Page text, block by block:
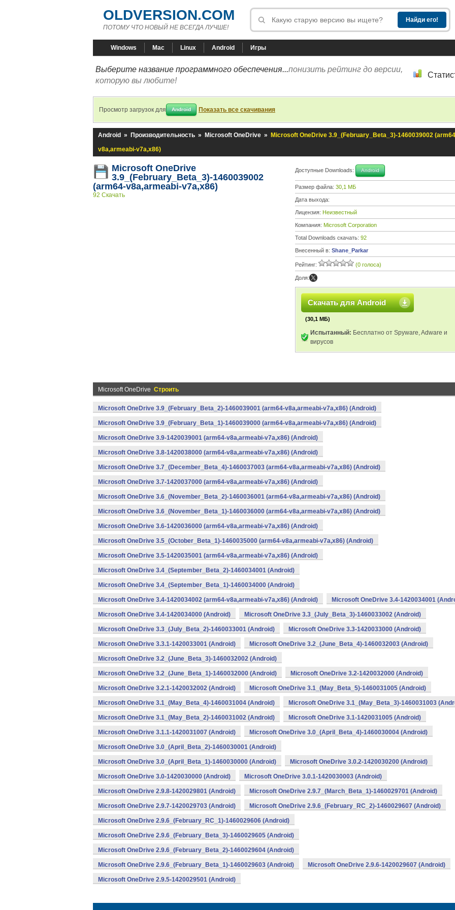
OLDVERSION.COM
ПОТОМУ ЧТО НОВЫЙ НЕ ВСЕГДА ЛУЧШЕ!
Windows Mac Linux Android Игры
Выберите название программного обеспечения...понизить рейтинг до версии,
которую вы любите!
Просмотр загрузок для Android Показать все скачивания
Android » Производительность » Microsoft OneDrive »
Microsoft OneDrive 3.9_(February_Beta_3)-1460039002
v8a,armeabi-v7a,x86)
Microsoft OneDrive
3.9_(February_Beta_3)-1460039002
(arm64-v8a,armeabi-v7a,x86)
92 Скачать
Доступные Downloads: Android
Размер файла: 30,1 МБ
Дата выхода:
Лицензия: Неизвестный
Компания: Microsoft Corporation
Total Downloads скачать: 92
Внесенный в: Shane_Parkar
Рейтинг: (0 голоса)
Доля:
Скачать для Android
(30,1 МБ)
Испытанный: Бесплатно от Spyware, Adware и
вирусов
Microsoft OneDrive Строить
Microsoft OneDrive 3.9_(February_Beta_2)-1460039001 (arm64-v8a,armeabi-v7a,x86) (Android)
Microsoft OneDrive 3.9_(February_Beta_1)-1460039000 (arm64-v8a,armeabi-v7a,x86) (Android)
Microsoft OneDrive 3.9-1420039001 (arm64-v8a,armeabi-v7a,x86) (Android)
Microsoft OneDrive 3.8-1420038000 (arm64-v8a,armeabi-v7a,x86) (Android)
Microsoft OneDrive 3.7_(December_Beta_4)-1460037003 (arm64-v8a,armeabi-v7a,x86) (Android)
Microsoft OneDrive 3.7-1420037000 (arm64-v8a,armeabi-v7a,x86) (Android)
Microsoft OneDrive 3.6_(November_Beta_2)-1460036001 (arm64-v8a,armeabi-v7a,x86) (Android)
Microsoft OneDrive 3.6_(November_Beta_1)-1460036000 (arm64-v8a,armeabi-v7a,x86) (Android)
Microsoft OneDrive 3.6-1420036000 (arm64-v8a,armeabi-v7a,x86) (Android)
Microsoft OneDrive 3.5_(October_Beta_1)-1460035000 (arm64-v8a,armeabi-v7a,x86) (Android)
Microsoft OneDrive 3.5-1420035001 (arm64-v8a,armeabi-v7a,x86) (Android)
Microsoft OneDrive 3.4_(September_Beta_2)-1460034001 (Android)
Microsoft OneDrive 3.4_(September_Beta_1)-1460034000 (Android)
Microsoft OneDrive 3.4-1420034002 (arm64-v8a,armeabi-v7a,x86) (Android) Microsoft OneDrive 3.4-1420034001
Microsoft OneDrive 3.4-1420034000 (Android) Microsoft OneDrive 3.3_(July_Beta_3)-1460033002 (Android)
Microsoft OneDrive 3.3_(July_Beta_2)-1460033001 (Android) Microsoft OneDrive 3.3-1420033000 (Android)
Microsoft OneDrive 3.3.1-1420033001 (Android) Microsoft OneDrive 3.2_(June_Beta_4)-1460032003 (Android)
Microsoft OneDrive 3.2_(June_Beta_3)-1460032002 (Android)
Microsoft OneDrive 3.2_(June_Beta_1)-1460032000 (Android) Microsoft OneDrive 3.2-1420032000 (Android)
Microsoft OneDrive 3.2.1-1420032002 (Android) Microsoft OneDrive 3.1_(May_Beta_5)-1460031005 (Android)
Microsoft OneDrive 3.1_(May_Beta_4)-1460031004 (Android) Microsoft OneDrive 3.1_(May_Beta_3)-1460031003
Microsoft OneDrive 3.1_(May_Beta_2)-1460031002 (Android) Microsoft OneDrive 3.1-1420031005 (Android)
Microsoft OneDrive 3.1.1-1420031007 (Android) Microsoft OneDrive 3.0_(April_Beta_4)-1460030004 (Android)
Microsoft OneDrive 3.0_(April_Beta_2)-1460030001 (Android)
Microsoft OneDrive 3.0_(April_Beta_1)-1460030000 (Android) Microsoft OneDrive 3.0.2-1420030200 (Android)
Microsoft OneDrive 3.0-1420030000 (Android) Microsoft OneDrive 3.0.1-1420030003 (Android)
Microsoft OneDrive 2.9.8-1420029801 (Android) Microsoft OneDrive 2.9.7_(March_Beta_1)-1460029701 (Android)
Microsoft OneDrive 2.9.7-1420029703 (Android) Microsoft OneDrive 2.9.6_(February_RC_2)-1460029607 (Android)
Microsoft OneDrive 2.9.6_(February_RC_1)-1460029606 (Android)
Microsoft OneDrive 2.9.6_(February_Beta_3)-1460029605 (Android)
Microsoft OneDrive 2.9.6_(February_Beta_2)-1460029604 (Android)
Microsoft OneDrive 2.9.6_(February_Beta_1)-1460029603 (Android) Microsoft OneDrive 2.9.6-1420029607 (Android)
Microsoft OneDrive 2.9.5-1420029501 (Android)